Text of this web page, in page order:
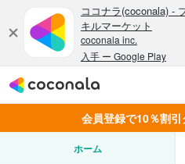
会員登録で10％割引
ホーム